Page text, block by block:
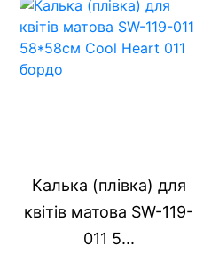
Калька (плівка) для
квітів матова SW-119-
011 5...